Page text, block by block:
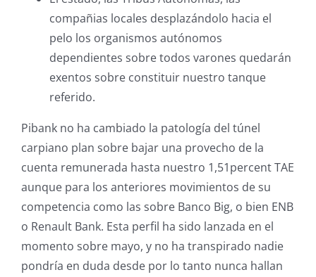
compañias locales desplazándolo hacia el
pelo los organismos autónomos
dependientes sobre todos varones quedarán
exentos sobre constituir nuestro tanque
referido.
Pibank no ha cambiado la patologí­a del túnel
carpiano plan sobre bajar una provecho de la
cuenta remunerada hasta nuestro 1,51percent TAE
aunque para los anteriores movimientos de su
competencia como las sobre Banco Big, o bien ENB
o Renault Bank. Esta perfil ha sido lanzada en el
momento sobre mayo, y no ha transpirado nadie
pondrí­a en duda desde por lo tanto nunca hallan